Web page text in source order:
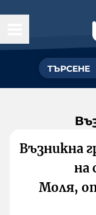
Възникна
на
Моля,